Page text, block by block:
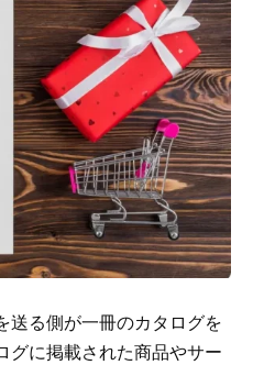
送る側が一冊のカタログを
グに掲載された商品やサー